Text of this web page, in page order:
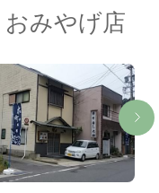
おみやげ店